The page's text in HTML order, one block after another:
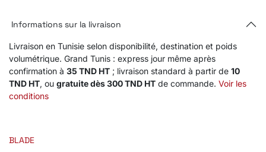
Informations sur la livraison
Livraison en Tunisie selon disponibilité, destination et poids
volumétrique. Grand Tunis : express jour même après
confirmation à 35 TND HT ; livraison standard à partir de 10
TND HT, ou gratuite dès 300 TND HT de commande. Voir les
conditions
BLADE